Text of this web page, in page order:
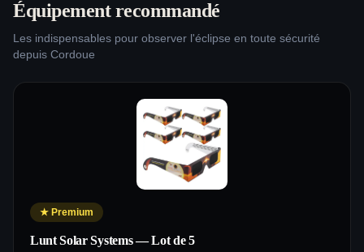
Équipement recommandé
Les indispensables pour observer l'éclipse en toute sécurité
depuis Cordoue
★ Premium
Lunt Solar Systems — Lot de 5